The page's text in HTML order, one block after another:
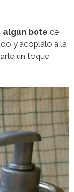
algún bote de
y acóplalo a la
un toque